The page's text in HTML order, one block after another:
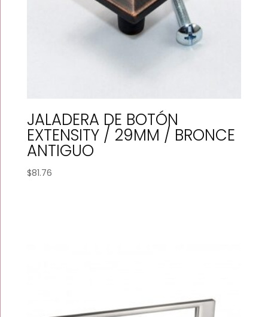
JALADERA DE BOTÓN
EXTENSITY / 29MM / BRONCE
ANTIGUO
$81.76